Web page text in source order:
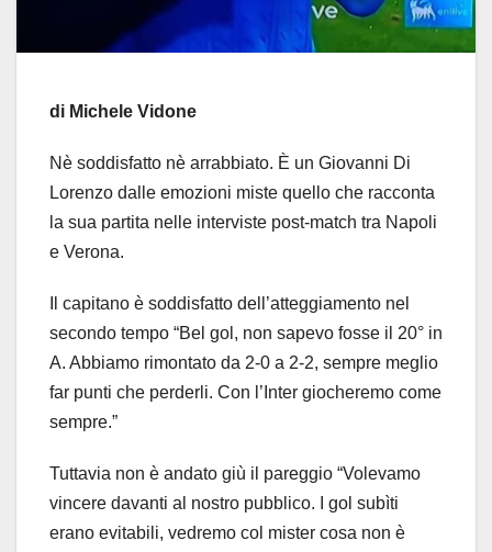
di Michele Vidone
Nè soddisfatto nè arrabbiato. È un Giovanni Di
Lorenzo dalle emozioni miste quello che racconta
la sua partita nelle interviste post-match tra Napoli
e Verona.
Il capitano è soddisfatto dell’atteggiamento nel
secondo tempo “Bel gol, non sapevo fosse il 20° in
A. Abbiamo rimontato da 2-0 a 2-2, sempre meglio
far punti che perderli. Con l’Inter giocheremo come
sempre.”
Tuttavia non è andato giù il pareggio “Volevamo
vincere davanti al nostro pubblico. I gol subìti
erano evitabili, vedremo col mister cosa non è